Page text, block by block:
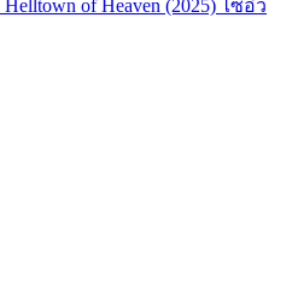
Helltown of Heaven (2025) ไซอิ๋ว